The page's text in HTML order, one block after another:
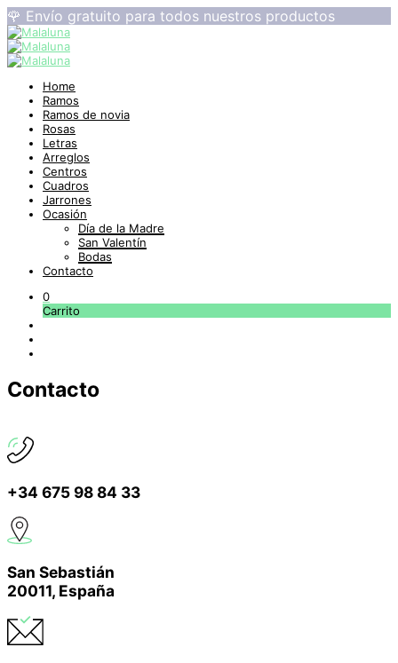
🌹 Envío gratuito para todos nuestros productos
Home
Ramos
Ramos de novia
Rosas
Letras
Arreglos
Centros
Cuadros
Jarrones
Ocasión
Día de la Madre
San Valentín
Bodas
Contacto
0
Carrito
Contacto
+34 675 98 84 33
San Sebastián
20011, España